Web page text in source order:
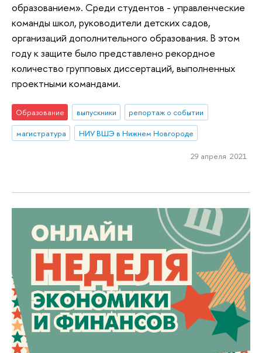
образованием». Среди студентов - управленческие
команды школ, руководители детских садов,
организаций дополнительного образования. В этом
году к защите было представлено рекордное
количество групповых диссертаций, выполненных
проектными командами.
Образование выпускники
репортаж о событии
магистратура
НИУ ВШЭ в Нижнем Новгороде
29 апреля 2021